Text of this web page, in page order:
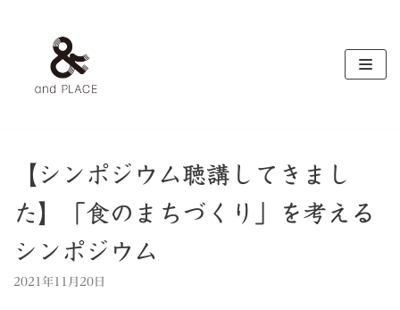
ッ
プ
【シンポジウム聴講してきまし
た】「食のまちづくり」を考える
シンポジウム
2021年11月20日